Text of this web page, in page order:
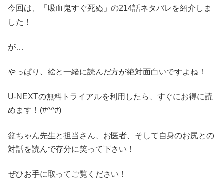
今回は、「吸血鬼すぐ死ぬ」の214話ネタバレを紹介しま
した！
が…
やっぱり、絵と一緒に読んだ方が絶対面白いですよね！
U-NEXTの無料トライアルを利用したら、すぐにお得に読
めます！(#^^#)
盆ちゃん先生と担当さん、お医者、そして自身のお尻との
対話を読んで存分に笑って下さい！
ぜひお手に取ってご覧ください！